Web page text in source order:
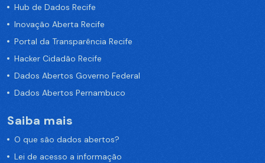
Hub de Dados Recife
Inovação Aberta Recife
Portal da Transparência Recife
Hacker Cidadão Recife
Dados Abertos Governo Federal
Dados Abertos Pernambuco
Saiba mais
O que são dados abertos?
Lei de acesso a informação